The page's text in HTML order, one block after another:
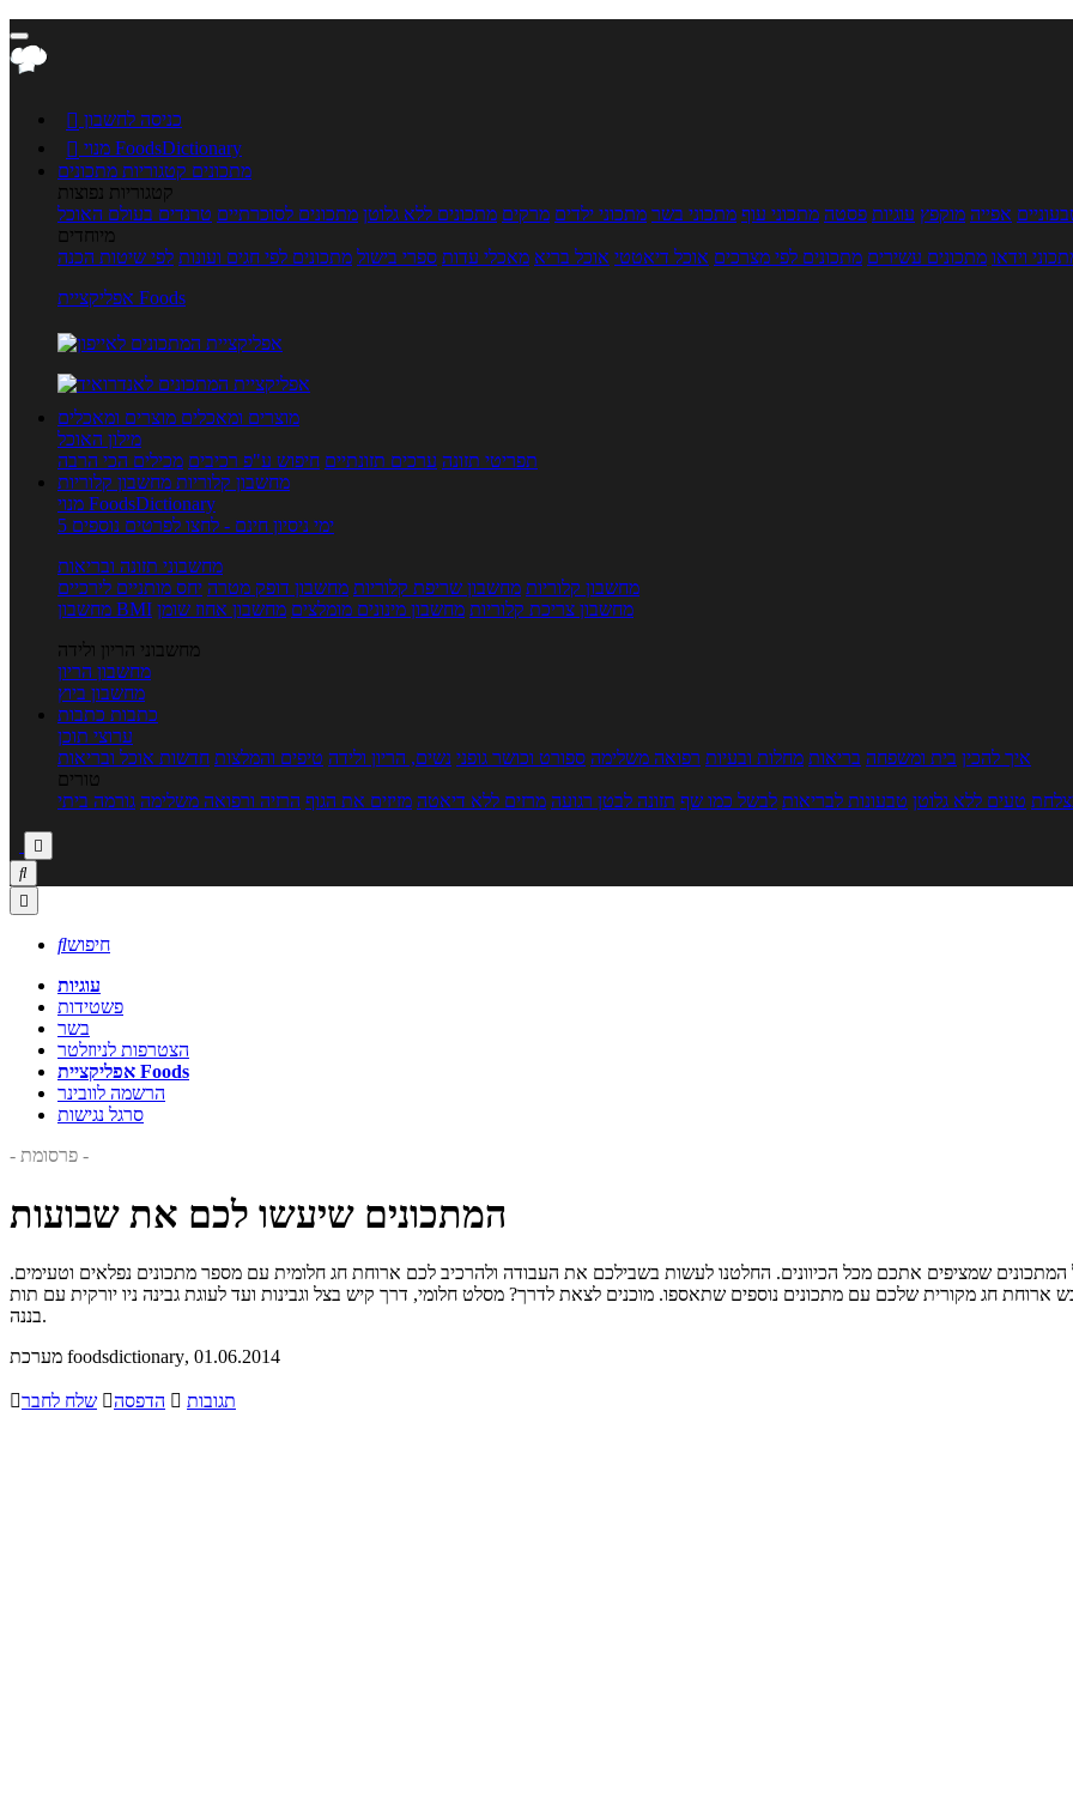
 כניסה לחשבון

מנוי FoodsDictionary
מתכונים קטגוריות מתכונים
קטגוריות נפוצות
אפייה מוקפץ עוגיות פסטה מתכוני עוף מתכוני בשר מתכוני ילדים מרקים מתכונים ללא גלוטן מתכונים לסוכרתיים טרנדים בעולם האוכל
מיוחדים
וידאו מתכונים עשירים מתכונים לפי מצרכים אוכל דיאטטי אוכל בריא מאכלי עדות ספרי בישול מתכונים לפי חגים ועונות לפי שיטות הכנה
אפליקציית Foods
מוצרים ומאכלים מוצרים ומאכלים
מילון האוכל
תפריטי תזונה ערכים תזונתיים חיפוש ע"פ רכיבים מכילים הכי הרבה
מחשבון קלוריות מחשבון קלוריות
מנוי FoodsDictionary
5 ימי ניסיון חינם - לחצו לפרטים נוספים
מחשבוני תזונה ובריאות
מחשבון קלוריות מחשבון שריפת קלוריות מחשבון דופק מטרה יחס מותניים לירכיים
מחשבון BMI
מחשבון צריכת קלוריות מחשבון מינונים מומלצים מחשבון אחוז שומן
מחשבוני הריון ולידה
מחשבון הריון
מחשבון ביוץ
כתבות כתבות
ערוצי תוכן
איך להכין בית ומשפחה בריאות מחלות ובעיות רפואה משלימה ספורט וכושר גופני נשים, הריון ולידה טיפים והמלצות חדשות אוכל ובריאות
טורים
טעים ללא גלוטן טבעונות לבריאות לבשל כמו שף תזונה לבטן רגועה מרזים ללא דיאטה מזיזים את הגוף הרזיה ורפואה משלימה גורמה ביתי



חיפוש
עוגיות
פשטידות
בשר
הצטרפות לניוזלטר
אפליקציית Foods
הרשמה לוובינר
סרגל נגישות
- פרסומת -
המתכונים שיעשו לכם את שבועות
שמציפים אתכם מכל הכיוונים. החלטנו לעשות בשבילכם את העבודה ולהרכיב לכם ארוחת חג חלומית עם מספר מתכונים נפלאים וטעימים.
ארוחת חג מקורית שלכם עם מתכונים נוספים שתאספו. מוכנים לצאת לדרך? מסלט חלומי, דרך קיש בצל וגבינות ועד לעוגת גבינה ניו יורקית עם תות
בננה.
מערכת foodsdictionary, 01.06.2014
שלח לחבר הדפסה  תגובות